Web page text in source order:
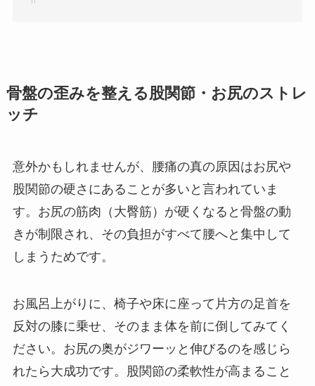
骨盤の歪みを整える股関節・お尻のストレ
ッチ
意外かもしれませんが、腰痛の真の原因はお尻や
股関節の硬さにあることが多いと言われていま
す。お尻の筋肉（大臀筋）が硬くなると骨盤の動
きが制限され、その負担がすべて腰へと集中して
しまうためです。
お風呂上がりに、椅子や床に座って片方の足首を
反対の膝に乗せ、そのまま体を前に倒してみてく
ださい。お尻の奥がジワーッと伸びるのを感じら
れたら大成功です。股関節の柔軟性が高まること